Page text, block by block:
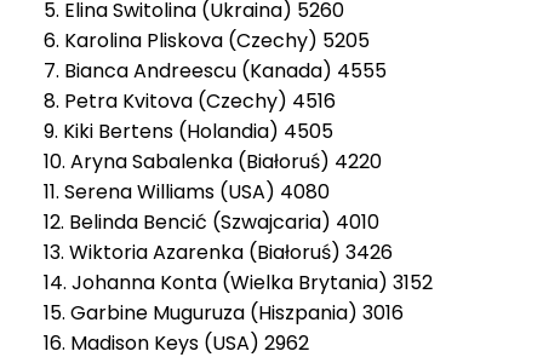
5. Elina Switolina (Ukraina) 5260
6. Karolina Pliskova (Czechy) 5205
7. Bianca Andreescu (Kanada) 4555
8. Petra Kvitova (Czechy) 4516
9. Kiki Bertens (Holandia) 4505
10. Aryna Sabalenka (Białoruś) 4220
11. Serena Williams (USA) 4080
12. Belinda Bencić (Szwajcaria) 4010
13. Wiktoria Azarenka (Białoruś) 3426
14. Johanna Konta (Wielka Brytania) 3152
15. Garbine Muguruza (Hiszpania) 3016
16. Madison Keys (USA) 2962